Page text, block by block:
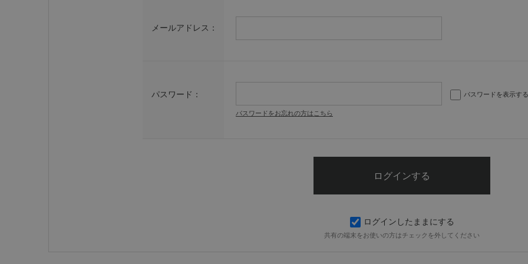
メールアドレス：
パスワード： パスワードを表示する
パスワードをお忘れの方はこちら
ログインしたままにする
共有の端末をお使いの方はチェックを外してください